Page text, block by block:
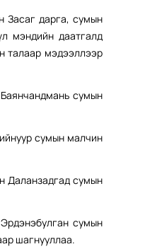
Засаг дарга, сумын
мэндийн даатгалд
талаар мэдээллээр
сумын
сумын малчин
Даланзадгад сумын
сумын
шагнууллаа.